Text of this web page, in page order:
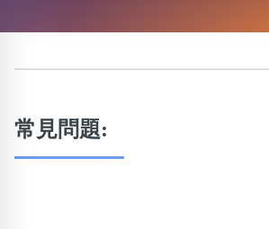
常見問題: